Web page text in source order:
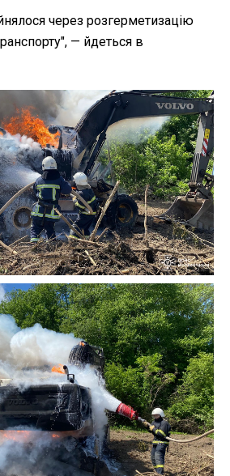
через розгерметизацію
— йдеться в